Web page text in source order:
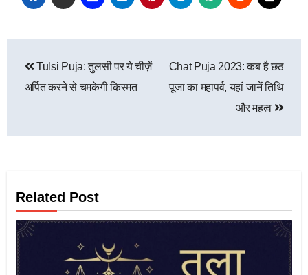
Tulsi Puja: तुलसी पर ये चीज़ें
अर्पित करने से चमकेगी किस्मत
Chat Puja 2023: कब है छठ
पूजा का महापर्व, यहां जानें तिथि
और महत्व
Related Post